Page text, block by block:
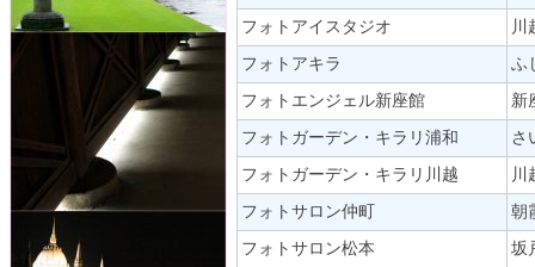
フォトアイスタジオ 川
フォトアキラ ふ
フォトエンジェル新座館 新
フォトガーデン・キラリ浦和 さ
フォトガーデン・キラリ川越 川
フォトサロン仲町 朝
フォトサロン松本 坂